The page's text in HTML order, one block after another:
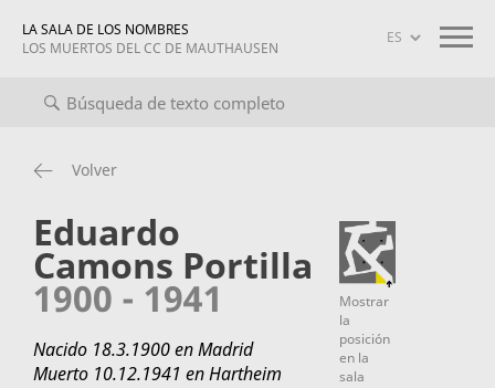
LA SALA DE LOS NOMBRES
LOS MUERTOS DEL CC DE MAUTHAUSEN
completo Biografías Información sobre el proyecto
Volver
Eduardo
Camons Portilla
1900 - 1941
Nacido 18.3.1900 en Madrid
Muerto 10.12.1941 en Hartheim
Mostrar
la
posición
en la
sala